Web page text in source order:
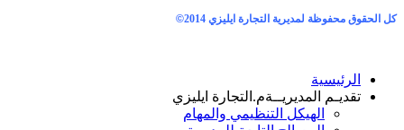
كل الحقوق محفوظة لمديرية التجارة ايليزي 2014 ©
الرئيسية
تقديـم المديريــةم.التجارة ايليزي
الهيكل التنظيمي والمهام